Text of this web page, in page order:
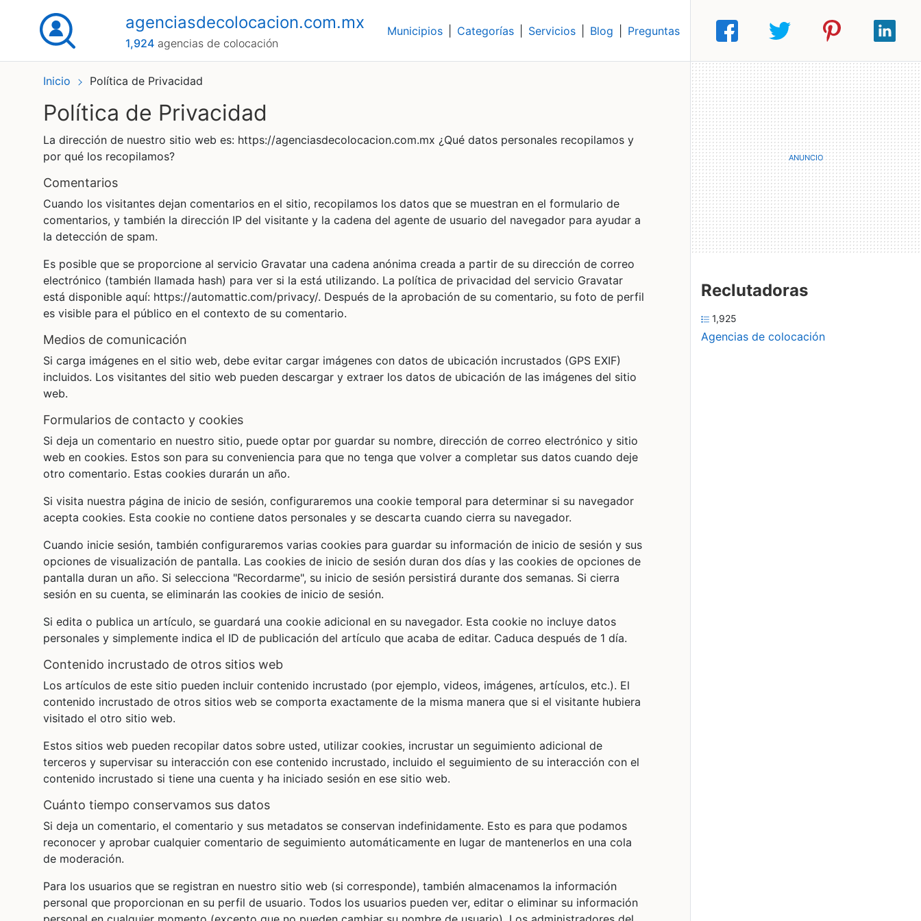
agenciasdecolocacion.com.mx
1,924agencias de colocación
Municipios Categorías Servicios Blog Preguntas
Inicio Política de Privacidad
Política de Privacidad
La dirección de nuestro sitio web es: https://agenciasdecolocacion.com.mx ¿Qué datos personales recopilamos y
por qué los recopilamos?
comentarios
Cuando los visitantes dejan comentarios en el sitio, recopilamos los datos que se muestran en el formulario de
comentarios, y también la dirección IP del visitante y la cadena del agente de usuario del navegador para ayudar a
la detección de spam.
Es posible que se proporcione al servicio Gravatar una cadena anónima creada a partir de su dirección de correo
electrónico (también llamada hash) para ver si la está utilizando. La política de privacidad del servicio Gravatar
está disponible aquí: https://automattic.com/privacy/. Después de la aprobación de su comentario, su foto de perfil
es visible para el público en el contexto de su comentario.
medios de comunicación
Si carga imágenes en el sitio web, debe evitar cargar imágenes con datos de ubicación incrustados (GPS EXIF)
incluidos. Los visitantes del sitio web pueden descargar y extraer los datos de ubicación de las imágenes del sitio
web.
formularios de contacto y cookies
Si deja un comentario en nuestro sitio, puede optar por guardar su nombre, dirección de correo electrónico y sitio
web en cookies. Estos son para su conveniencia para que no tenga que volver a completar sus datos cuando deje
otro comentario. Estas cookies durarán un año.
Si visita nuestra página de inicio de sesión, configuraremos una cookie temporal para determinar si su navegador
acepta cookies. Esta cookie no contiene datos personales y se descarta cuando cierra su navegador.
Cuando inicie sesión, también configuraremos varias cookies para guardar su información de inicio de sesión y sus
opciones de visualización de pantalla. Las cookies de inicio de sesión duran dos días y las cookies de opciones de
pantalla duran un año. Si selecciona "Recordarme", su inicio de sesión persistirá durante dos semanas. Si cierra
sesión en su cuenta, se eliminarán las cookies de inicio de sesión.
Si edita o publica un artículo, se guardará una cookie adicional en su navegador. Esta cookie no incluye datos
personales y simplemente indica el ID de publicación del artículo que acaba de editar. Caduca después de 1 día.
contenido incrustado de otros sitios web
Los artículos de este sitio pueden incluir contenido incrustado (por ejemplo, videos, imágenes, artículos, etc.). El
contenido incrustado de otros sitios web se comporta exactamente de la misma manera que si el visitante hubiera
visitado el otro sitio web.
Estos sitios web pueden recopilar datos sobre usted, utilizar cookies, incrustar un seguimiento adicional de
terceros y supervisar su interacción con ese contenido incrustado, incluido el seguimiento de su interacción con el
contenido incrustado si tiene una cuenta y ha iniciado sesión en ese sitio web.
cuánto tiempo conservamos sus datos
Si deja un comentario, el comentario y sus metadatos se conservan indefinidamente. Esto es para que podamos
reconocer y aprobar cualquier comentario de seguimiento automáticamente en lugar de mantenerlos en una cola
de moderación.
Para los usuarios que se registran en nuestro sitio web (si corresponde), también almacenamos la información
personal que proporcionan en su perfil de usuario. Todos los usuarios pueden ver, editar o eliminar su información
Reclutadoras
1,925
Agencias de colocación